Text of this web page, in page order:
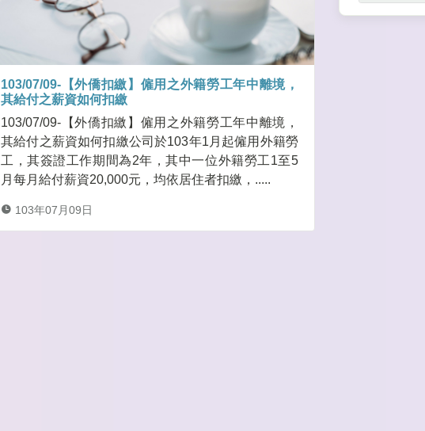
103/07/09-【外僑扣繳】僱用之外籍勞工年中離境，
其給付之薪資如何扣繳
103/07/09-【外僑扣繳】僱用之外籍勞工年中離境，
其給付之薪資如何扣繳公司於103年1月起僱用外籍勞
工，其簽證工作期間為2年，其中一位外籍勞工1至5
月每月給付薪資20,000元，均依居住者扣繳，.....
103年07月09日